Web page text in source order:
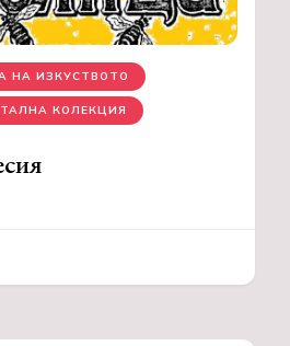
НА ИЗКУСТВОТО
КОЛЕКЦИЯ